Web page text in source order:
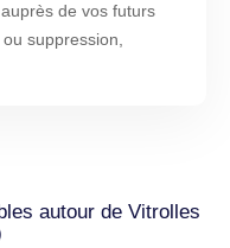
de vos futurs
suppression,
autour de Vitrolles